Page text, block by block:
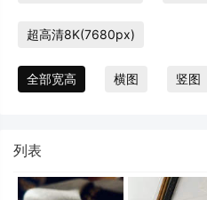
超高清8K(7680px)
全部宽高 横图 竖图
列表